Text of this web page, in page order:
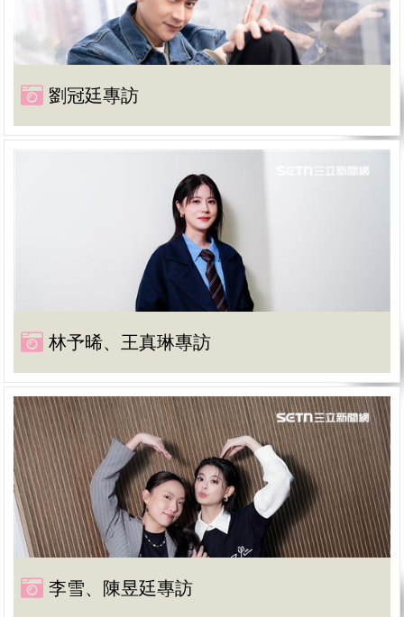
劉冠廷專訪
林予晞、王真琳專訪
李雪、陳昱廷專訪